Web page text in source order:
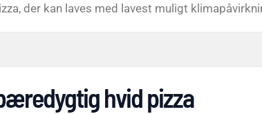
der kan laves med lavest muligt
hvid pizza